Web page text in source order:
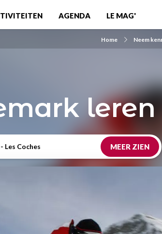
AGENDA LE MAG'
Home Neem
leren
Les Coches MEER ZIEN